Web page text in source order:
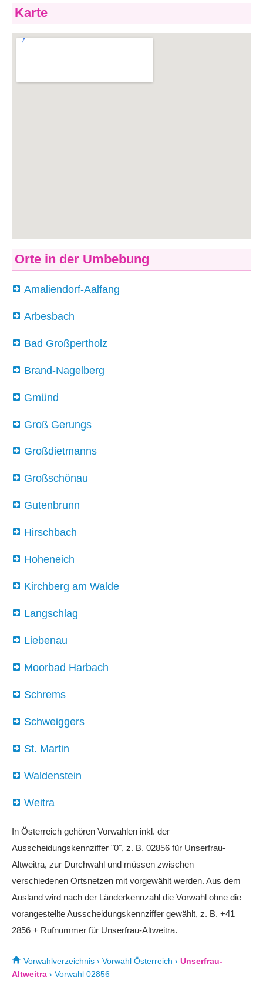
Karte
Orte in der Umbebung
Amaliendorf-Aalfang
Arbesbach
Bad Großpertholz
Brand-Nagelberg
Gmünd
Groß Gerungs
Großdietmanns
Großschönau
Gutenbrunn
Hirschbach
Hoheneich
Kirchberg am Walde
Langschlag
Liebenau
Moorbad Harbach
Schrems
Schweiggers
St. Martin
Waldenstein
Weitra
In Österreich gehören Vorwahlen inkl. der
Ausscheidungskennziffer "0", z. B. 02856 für Unserfrau-
Altweitra, zur Durchwahl und müssen zwischen
verschiedenen Ortsnetzen mit vorgewählt werden. Aus dem
Ausland wird nach der Länderkennzahl die Vorwahl ohne die
vorangestellte Ausscheidungskennziffer gewählt, z. B. +41
2856 + Rufnummer für Unserfrau-Altweitra.
Vorwahlverzeichnis › Vorwahl Österreich › Unserfrau-
Altweitra › Vorwahl 02856